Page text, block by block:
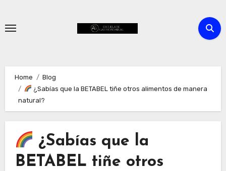
content
Home
Blog
¿Sabías que la BETABEL tiñe otros alimentos de manera
natural?
¿Sabías que la
BETABEL tiñe otros